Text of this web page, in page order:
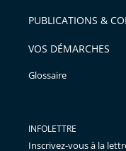
PUBLICATIONS &
VOS DÉMARCHES
Glossaire
INFOLETTRE
Inscrivez-vous à la